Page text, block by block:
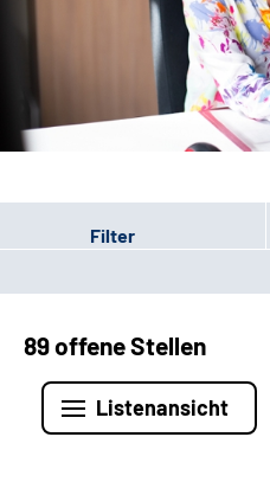
Gebärdensprache
Leichte Sprache
Filter
89 offene Stellen
Listenansicht